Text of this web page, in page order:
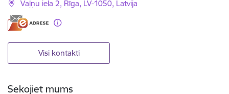
Vaļņu iela 2, Rīga, LV-1050, Latvija
Visi kontakti
Sekojiet mums